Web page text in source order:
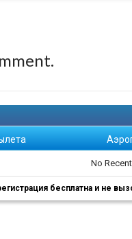
No
бесплатна и не